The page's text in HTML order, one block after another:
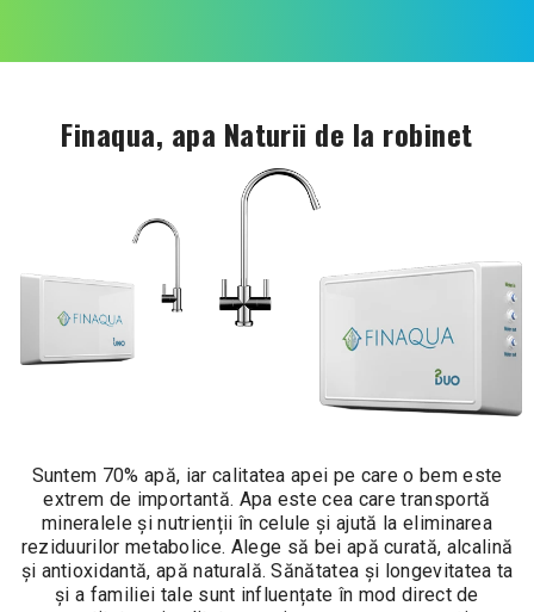
Finaqua, apa Naturii de la robinet
Suntem 70% apă, iar calitatea apei pe care o bem este
extrem de importantă. Apa este cea care transportă
mineralele și nutrienții în celule și ajută la eliminarea
reziduurilor metabolice. Alege să bei apă curată, alcalină
și antioxidantă, apă naturală. Sănătatea și longevitatea ta
și a familiei tale sunt influențate în mod direct de